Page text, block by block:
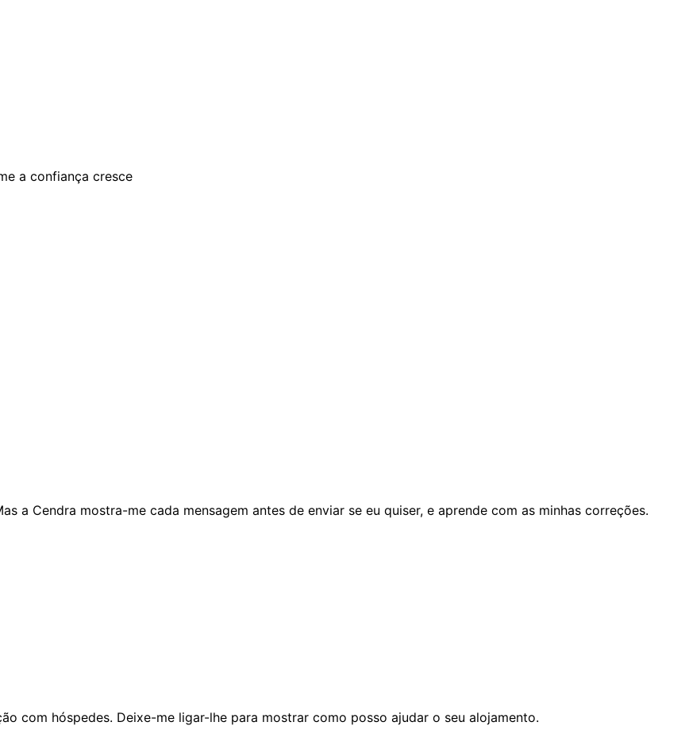
a confiança cresce
a Cendra mostra-me cada mensagem antes de enviar se eu quiser, e aprende com as minhas correções.
com hóspedes. Deixe-me ligar-lhe para mostrar como posso ajudar o seu alojamento.